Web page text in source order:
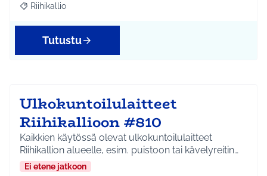
Rajaa tulokset aihepiirin mukaan: Riihikallio
Riihikallio
Tutustu
Ulkokuntoilulaitteet
Riihikallioon #810
Kaikkien käytössä olevat ulkokuntoilulaitteet
Riihikallion alueelle, esim. puistoon tai kävelyreitin…
Ei etene jatkoon